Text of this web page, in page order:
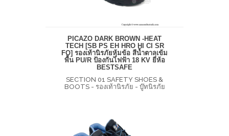
PICAZO DARK BROWN -HEAT
TECH [SB PS EH HRO HI CI SR
FO] รองเท้านิรภัยหุ้มข้อ สีน้ำตาลเข้ม
พื้น PU/R ป้องกันไฟฟ้า 18 KV ยี่ห้อ
BESTSAFE
SECTION 01 SAFETY SHOES &
BOOTS - รองเท้านิรภัย - บู๊ทนิรภัย